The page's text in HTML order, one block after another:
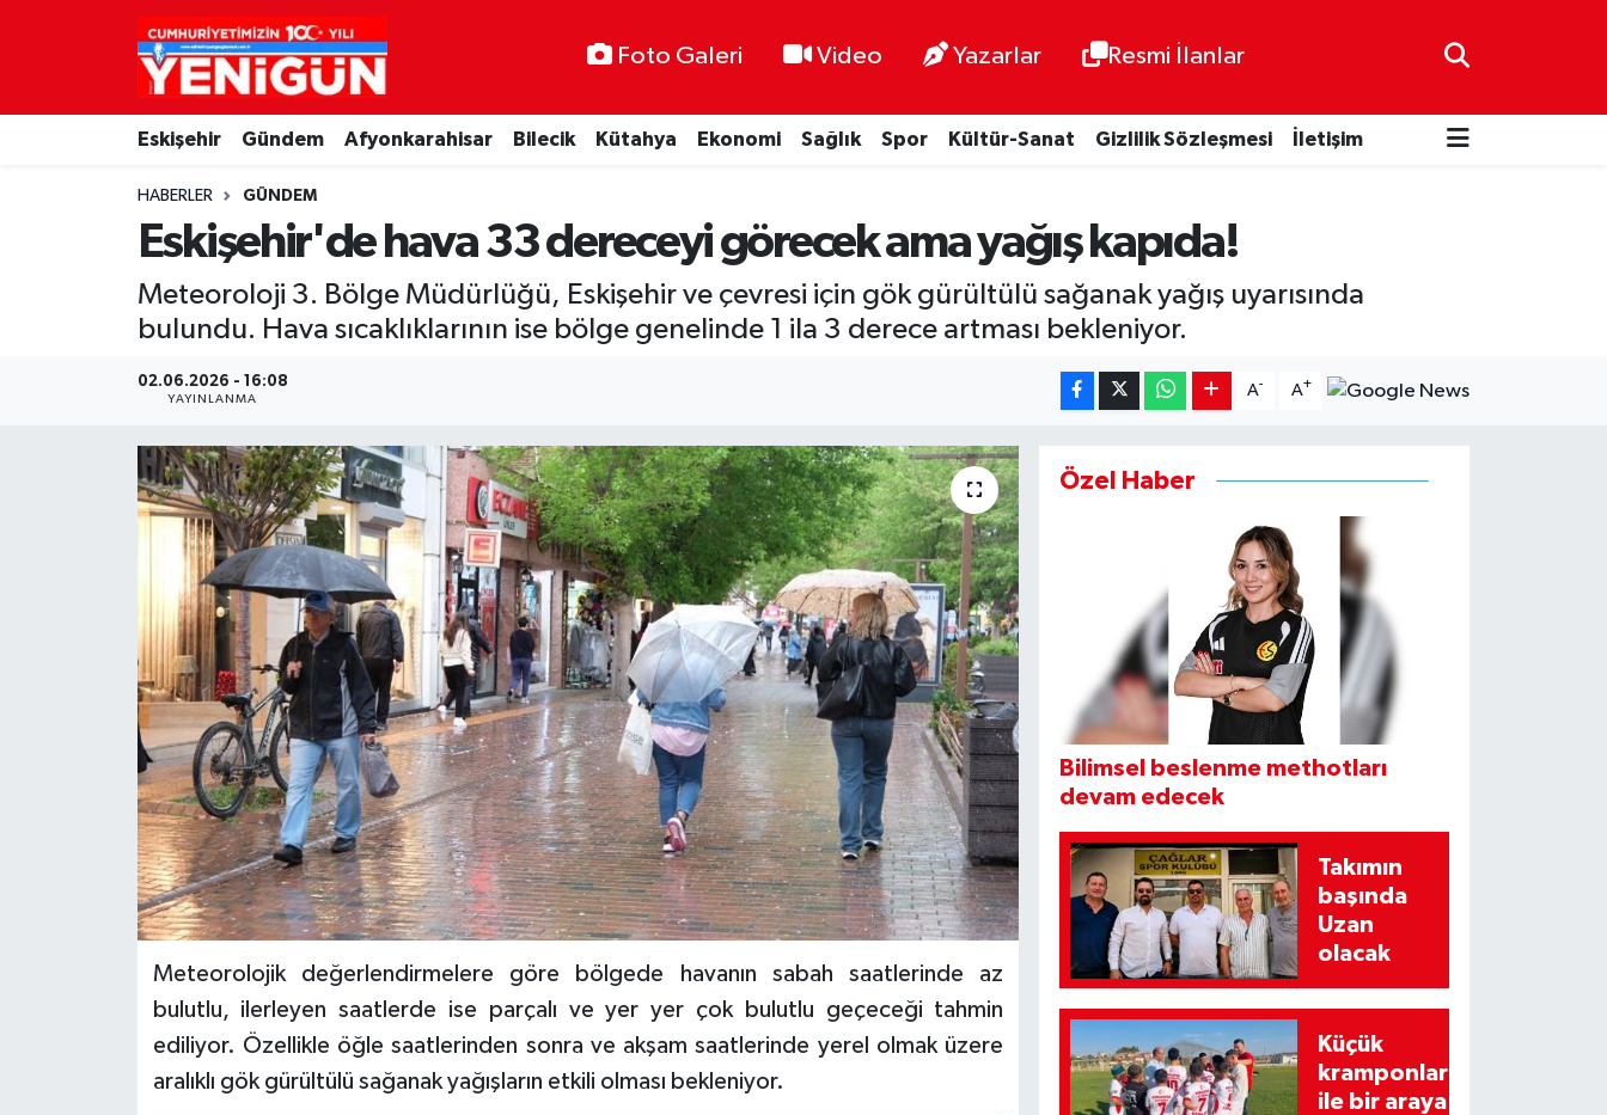
Foto Galeri Video Yazarlar Resmi İlanlar
Eskişehir Gündem Afyonkarahisar Bilecik Kütahya Ekonomi Sağlık Spor Kültür-Sanat Gizlilik Sözleşmesi İletişim
HABERLER GÜNDEM
Eskişehir'de hava 33 dereceyi görecek ama yağış kapıda!
Meteoroloji 3. Bölge Müdürlüğü, Eskişehir ve çevresi için gök gürültülü sağanak yağış uyarısında
bulundu. Hava sıcaklıklarının ise bölge genelinde 1 ila 3 derece artması bekleniyor.
02.06.2026 - 16:08
YAYINLANMA
A- A+
Meteorolojik değerlendirmelere göre bölgede havanın sabah saatlerinde az
bulutlu, ilerleyen saatlerde ise parçalı ve yer yer çok bulutlu geçeceği tahmin
ediliyor. Özellikle öğle saatlerinden sonra ve akşam saatlerinde yerel olmak üzere
aralıklı gök gürültülü sağanak yağışların etkili olması bekleniyor.
Özel Haber
Bilimsel beslenme methotları
devam edecek
Takımın
başında
Uzan
olacak
Küçük
kramponlar
ile bir araya
Nöbetçi Eczaneler
Hava Durumu
Tüm Manşetler
Son Dakika Haberleri
Haber Arşivi